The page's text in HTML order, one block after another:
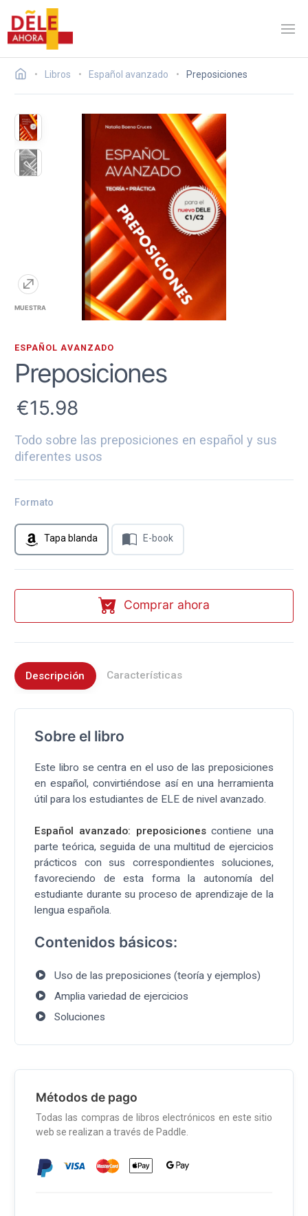
Libros Español avanzado Preposiciones
MUESTRA
ESPAÑOL AVANZADO
Preposiciones
15.98
Todo sobre las preposiciones en español y sus
diferentes usos
Formato
Tapa blanda E-book
Comprar ahora
Descripción Características
Sobre el libro
Este libro se centra en el uso de las preposiciones
en español, convirtiéndose así en una herramienta
útil para los estudiantes de ELE de nivel avanzado.
Español avanzado: preposicionescontiene una
parte teórica, seguida de una multitud de ejercicios
prácticos con sus correspondientes soluciones,
favoreciendo de esta forma la autonomía del
estudiante durante su proceso de aprendizaje de la
lengua española.
Contenidos básicos:
Uso de las preposiciones (teoría y ejemplos)
Amplia variedad de ejercicios
Soluciones
Métodos de pago
Todas las compras de libros electrónicos en este sitio
web se realizan a través de Paddle.